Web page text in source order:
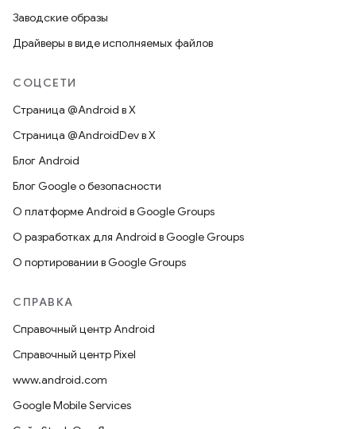
Заводские образы
Драйверы в виде исполняемых файлов
СОЦСЕТИ
Страница @Android в X
Страница @AndroidDev в X
Блог Android
Блог Google о безопасности
О платформе Android в Google Groups
О разработках для Android в Google Groups
О портировании в Google Groups
СПРАВКА
Справочный центр Android
Справочный центр Pixel
www.android.com
Google Mobile Services